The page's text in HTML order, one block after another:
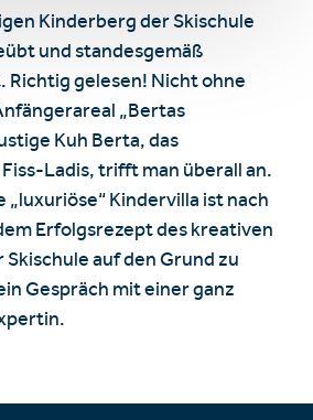
Kinderberg der Skischule
und standesgemäß
Richtig gelesen! Nicht ohne
„Bertas
Kuh Berta, das
Ladis, trifft man überall an.
„luxuriöse“ Kindervilla ist nach
Erfolgsrezept des kreativen
auf den Grund zu
Gespräch mit einer ganz